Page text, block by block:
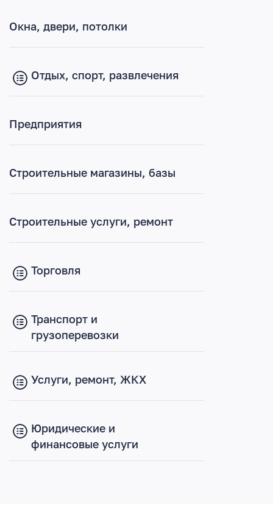
Окна, двери, потолки
Отдых, спорт, развлечения
Предприятия
Строительные магазины, базы
Строительные услуги, ремонт
Торговля
Транспорт и
грузоперевозки
Услуги, ремонт, ЖКХ
Юридические и
финансовые услуги